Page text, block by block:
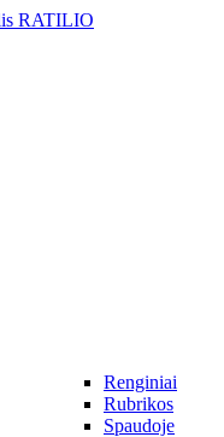
Renginiai
Rubrikos
Spaudoje